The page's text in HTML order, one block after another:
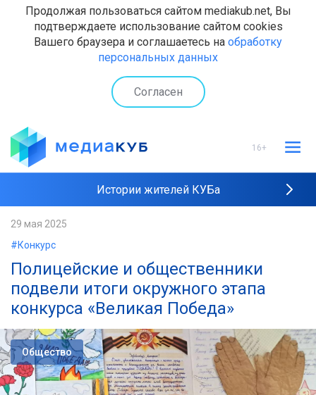
Продолжая пользоваться сайтом mediakub.net, Вы
подтверждаете использование сайтом cookies
Вашего браузера и соглашаетесь на обработку
персональных данных
Согласен
16+
Истории жителей КУБа
Наши интервью
29 мая 2025
#Конкурс
Полицейские и общественники
подвели итоги окружного этапа
конкурса «Великая Победа»
Общество